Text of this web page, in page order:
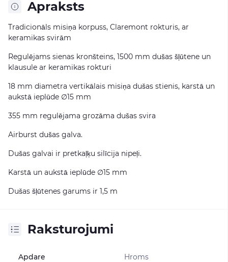
Apraksts
Tradicionāls misiņa korpuss, Claremont rokturis, ar
keramikas svirām
Regulējams sienas kronšteins, 1500 mm dušas šļūtene un
klausule ar keramikas rokturi
18 mm diametra vertikālais misiņa dušas stienis, karstā un
aukstā ieplūde ∅15 mm
355 mm regulējama grozāma dušas svira
Airburst dušas galva.
Dušas galvai ir pretkaļķu silīcija nipeļi.
Karstā un aukstā ieplūde ∅15 mm
Dušas šļūtenes garums ir 1,5 m
Raksturojumi
Apdare Hroms